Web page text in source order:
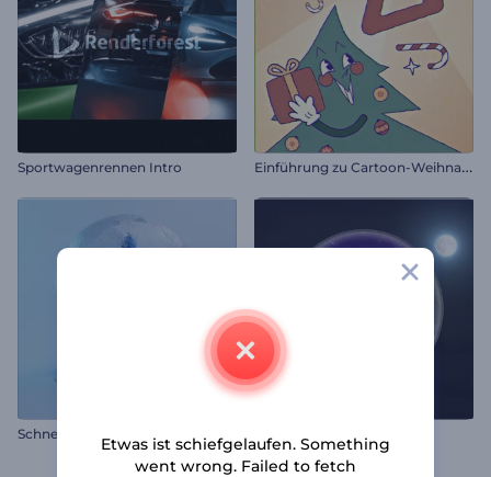
Sportwagenrennen Intro E
inführung zu Cartoon-Weihnachtsgeschenken
Schneekugel-Weihnachten-Reveal Tag und Nacht Intro
Etwas ist schiefgelaufen. Something
went wrong. Failed to fetch